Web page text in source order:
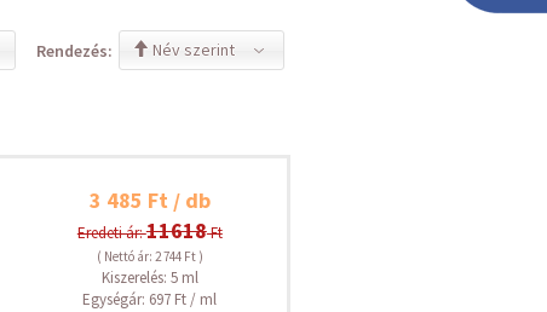
Név szerint
Rendezés:
3 485 Ft / db
Eredeti ár:11618Ft
( Nettó ár: 2 744 Ft )
Kiszerelés: 5 ml
Egységár: 697 Ft / ml